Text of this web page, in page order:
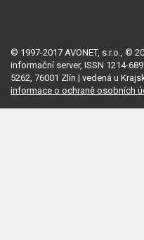
© 1997-2017 AVONET, s.r.o., ©
informační server, ISSN 1214-
5262, 76001 Zlín | vedená u
informace o ochraně osobních